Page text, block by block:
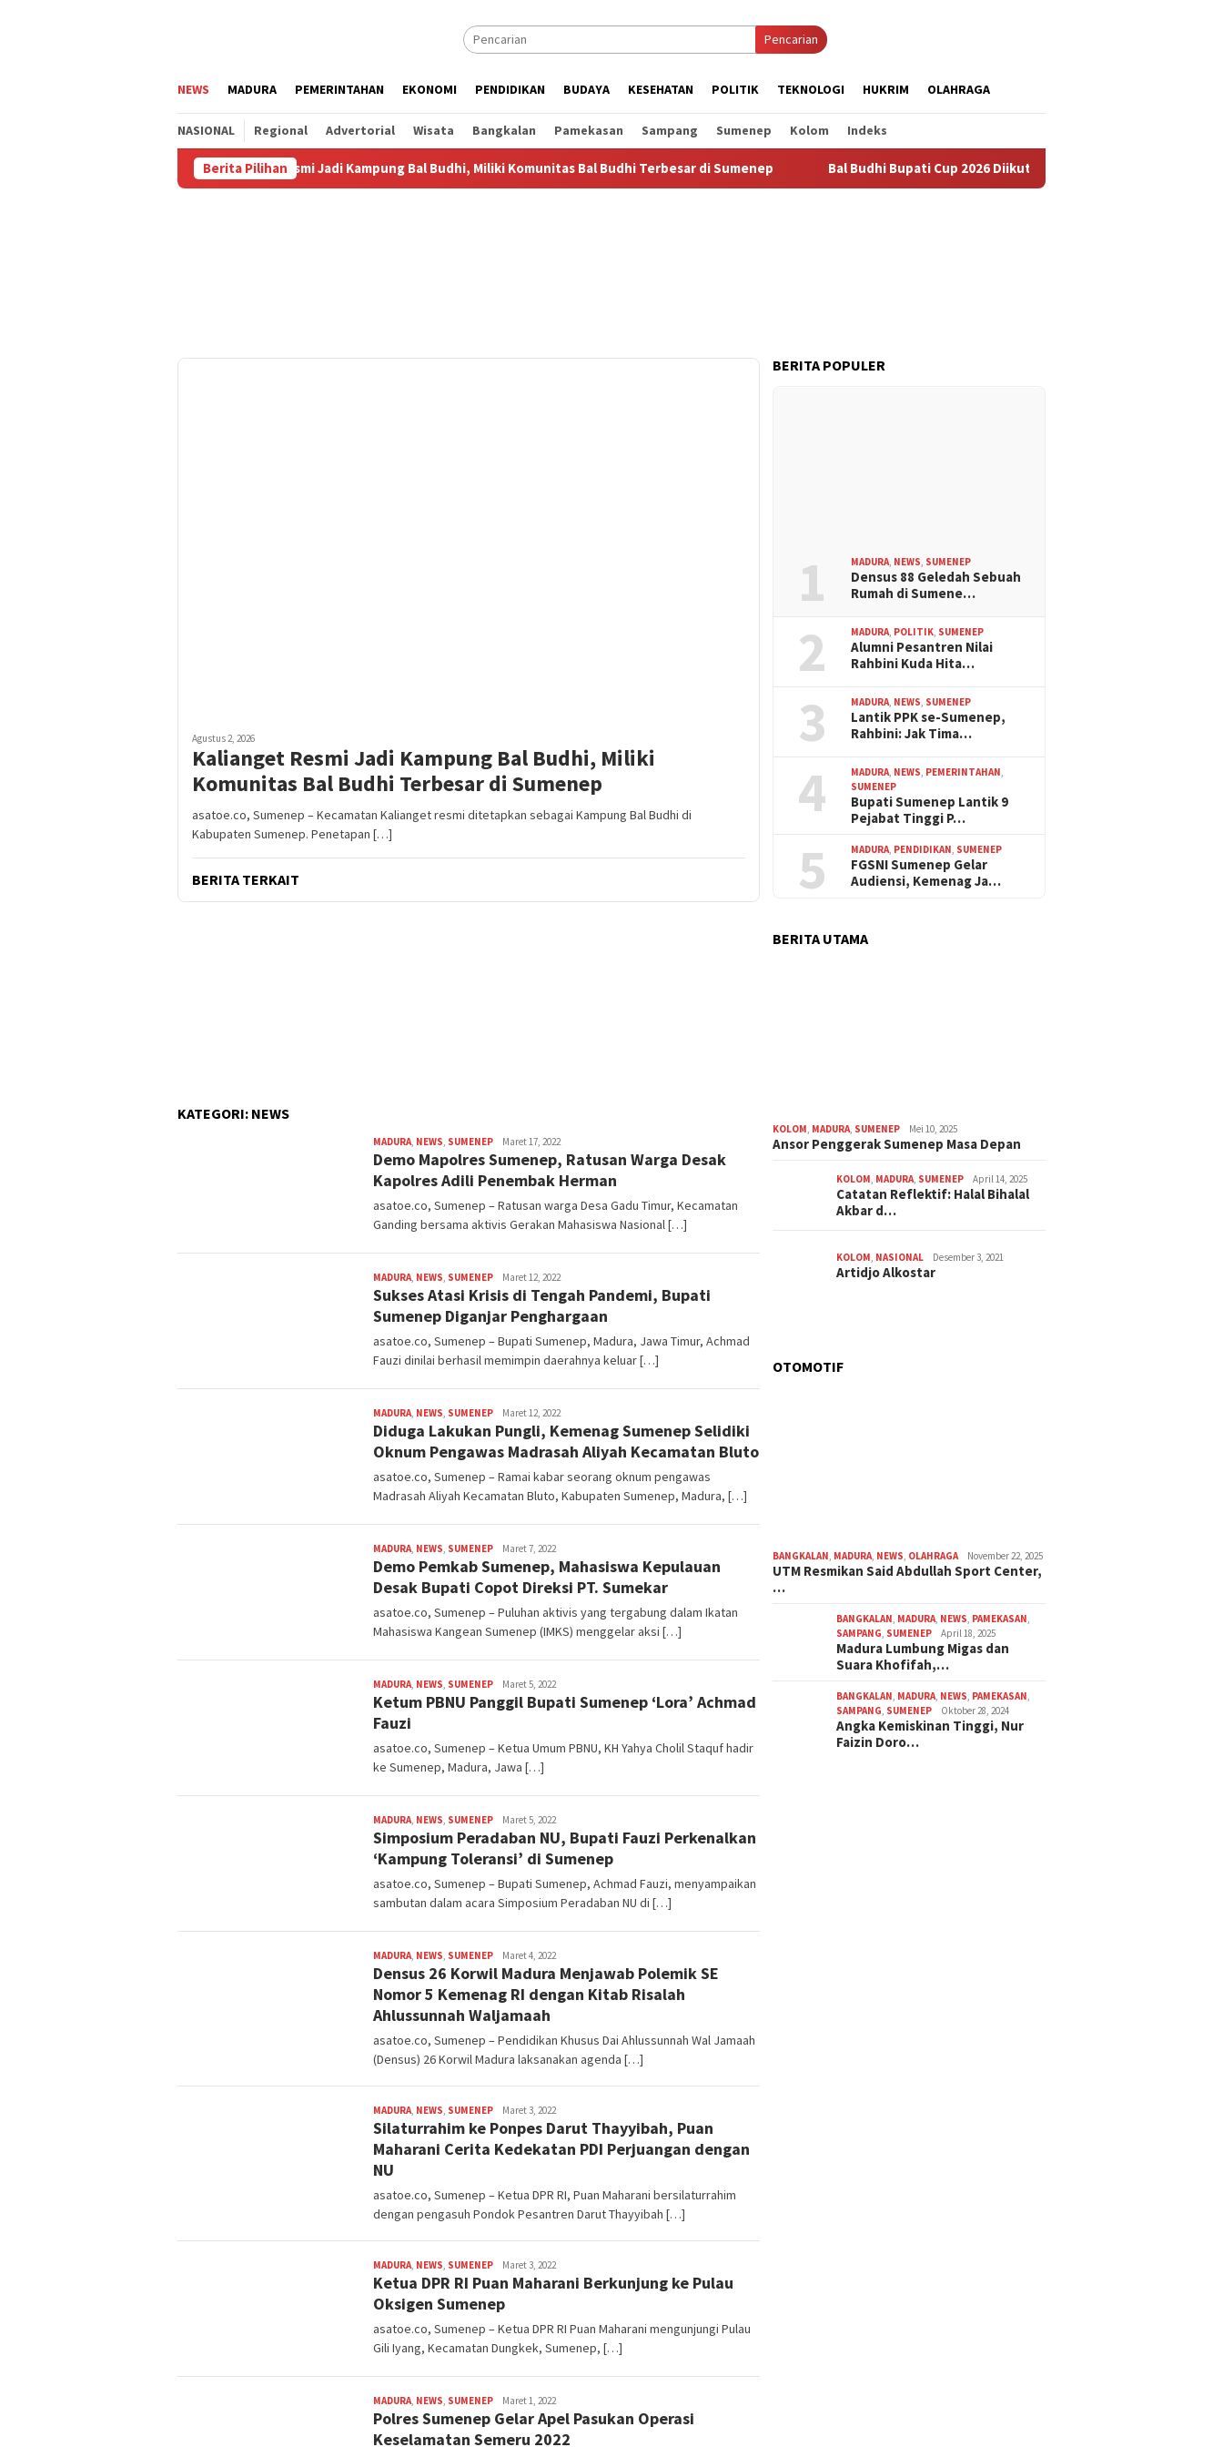
Pencarian
NEWS MADURA PEMERINTAHAN EKONOMI PENDIDIKAN BUDAYA KESEHATAN POLITIK TEKNOLOGI HUKRIM OLAHRAGA
NASIONAL Regional Advertorial Wisata Bangkalan Pamekasan Sampang Sumenep Kolom Indeks
Berita Pilihan
Kalianget Resmi Jadi Kampung Bal Budhi, Miliki Komunitas Bal Budhi Terbesar di Sumenep Bal Budhi Bupati Cup 2026 Diikuti 288 Grup, Jadi Ajang Lestarikan Budaya
Agustus 2, 2026
Kalianget Resmi Jadi Kampung Bal Budhi, Miliki
Komunitas Bal Budhi Terbesar di Sumenep
asatoe.co, Sumenep – Kecamatan Kalianget resmi ditetapkan sebagai Kampung Bal Budhi di
Kabupaten Sumenep. Penetapan […]
BERITA TERKAIT
KATEGORI: NEWS
MADURA, NEWS, SUMENEP admin
Maret 17, 2022
Demo Mapolres Sumenep, Ratusan Warga Desak
Kapolres Adili Penembak Herman
asatoe.co, Sumenep – Ratusan warga Desa Gadu Timur, Kecamatan
Ganding bersama aktivis Gerakan Mahasiswa Nasional […]
MADURA, NEWS, SUMENEP admin
Maret 12, 2022
Sukses Atasi Krisis di Tengah Pandemi, Bupati
Sumenep Diganjar Penghargaan
asatoe.co, Sumenep – Bupati Sumenep, Madura, Jawa Timur, Achmad
Fauzi dinilai berhasil memimpin daerahnya keluar […]
MADURA, NEWS, SUMENEP admin
Maret 12, 2022
Diduga Lakukan Pungli, Kemenag Sumenep Selidiki
Oknum Pengawas Madrasah Aliyah Kecamatan Bluto
asatoe.co, Sumenep – Ramai kabar seorang oknum pengawas
Madrasah Aliyah Kecamatan Bluto, Kabupaten Sumenep, Madura, […]
MADURA, NEWS, SUMENEP admin
Maret 7, 2022
Demo Pemkab Sumenep, Mahasiswa Kepulauan
Desak Bupati Copot Direksi PT. Sumekar
asatoe.co, Sumenep – Puluhan aktivis yang tergabung dalam Ikatan
Mahasiswa Kangean Sumenep (IMKS) menggelar aksi […]
MADURA, NEWS, SUMENEP admin
Maret 5, 2022
Ketum PBNU Panggil Bupati Sumenep ‘Lora’ Achmad
Fauzi
asatoe.co, Sumenep – Ketua Umum PBNU, KH Yahya Cholil Staquf hadir
ke Sumenep, Madura, Jawa […]
MADURA, NEWS, SUMENEP admin
Maret 5, 2022
Simposium Peradaban NU, Bupati Fauzi Perkenalkan
‘Kampung Toleransi’ di Sumenep
asatoe.co, Sumenep – Bupati Sumenep, Achmad Fauzi, menyampaikan
sambutan dalam acara Simposium Peradaban NU di […]
MADURA, NEWS, SUMENEP admin
Maret 4, 2022
Densus 26 Korwil Madura Menjawab Polemik SE
Nomor 5 Kemenag RI dengan Kitab Risalah
Ahlussunnah Waljamaah
asatoe.co, Sumenep – Pendidikan Khusus Dai Ahlussunnah Wal Jamaah
(Densus) 26 Korwil Madura laksanakan agenda […]
MADURA, NEWS, SUMENEP admin
Maret 3, 2022
Silaturrahim ke Ponpes Darut Thayyibah, Puan
Maharani Cerita Kedekatan PDI Perjuangan dengan
NU
asatoe.co, Sumenep – Ketua DPR RI, Puan Maharani bersilaturrahim
dengan pengasuh Pondok Pesantren Darut Thayyibah […]
MADURA, NEWS, SUMENEP admin
Maret 3, 2022
Ketua DPR RI Puan Maharani Berkunjung ke Pulau
Oksigen Sumenep
asatoe.co, Sumenep – Ketua DPR RI Puan Maharani mengunjungi Pulau
Gili Iyang, Kecamatan Dungkek, Sumenep, […]
MADURA, NEWS, SUMENEP admin
Maret 1, 2022
Polres Sumenep Gelar Apel Pasukan Operasi
Keselamatan Semeru 2022
BERITA POPULER
1 MADURA NEWS SUMENEP
Densus 88 Geledah Sebuah
Rumah di Sumene…
2 MADURA POLITIK SUMENEP
Alumni Pesantren Nilai
Rahbini Kuda Hita…
3 MADURA NEWS SUMENEP
Lantik PPK se-Sumenep,
Rahbini: Jak Tima…
4 MADURA NEWS PEMERINTAHAN
SUMENEP
Bupati Sumenep Lantik 9
Pejabat Tinggi P…
5 MADURA PENDIDIKAN SUMENEP
FGSNI Sumenep Gelar
Audiensi, Kemenag Ja…
BERITA UTAMA
KOLOM MADURA SUMENEP Mei 10, 2025
Ansor Penggerak Sumenep Masa Depan
KOLOM MADURA SUMENEP April 14, 2025
Catatan Reflektif: Halal Bihalal
Akbar d…
KOLOM NASIONAL Desember 3, 2021
Artidjo Alkostar
OTOMOTIF
BANGKALAN, MADURA, NEWS, OLAHRAGA November 22, 2025
UTM Resmikan Said Abdullah Sport Center,
…
BANGKALAN, MADURA, NEWS, PAMEKASAN,
SAMPANG, SUMENEP April 18, 2025
Madura Lumbung Migas dan
Suara Khofifah,…
BANGKALAN, MADURA, NEWS, PAMEKASAN,
SAMPANG, SUMENEP Oktober 28, 2024
Angka Kemiskinan Tinggi, Nur
Faizin Doro…